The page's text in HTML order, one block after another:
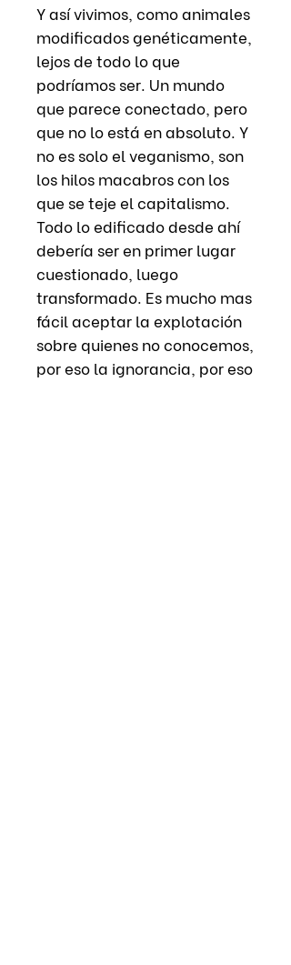
Y así vivimos, como animales
modificados genéticamente,
lejos de todo lo que
podríamos ser. Un mundo
que parece conectado, pero
que no lo está en absoluto. Y
no es solo el veganismo, son
los hilos macabros con los
que se teje el capitalismo.
Todo lo edificado desde ahí
debería ser en primer lugar
cuestionado, luego
transformado. Es mucho mas
fácil aceptar la explotación
sobre quienes no conocemos,
por eso la ignorancia, por eso